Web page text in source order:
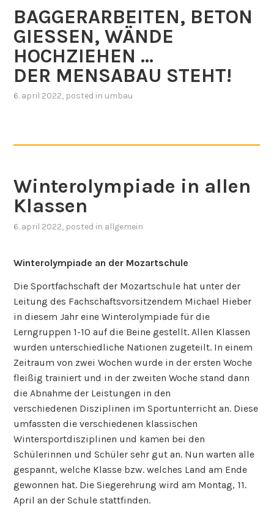
E
B
A
G
E
E
A
N
D
R
O
Z
A
R
T
S
C
H
U
L
E
“
BAGGERARBEITEN, BETON
GIESSEN, WÄNDE
HOCHZIEHEN …
DER MENSABAU STEHT!
6. april 2022, posted in umbau
Winterolympiade in allen
Klassen
6. april 2022, posted in allgemein
Winterolympiade an der Mozartschule
Die Sportfachschaft der Mozartschule hat unter der
Leitung des Fachschaftsvorsitzendem Michael Hieber
in diesem Jahr eine Winterolympiade für die
Lerngruppen 1-10 auf die Beine gestellt. Allen Klassen
wurden unterschiedliche Nationen zugeteilt. In einem
Zeitraum von zwei Wochen wurde in der ersten Woche
fleißig trainiert und in der zweiten Woche stand dann
die Abnahme der Leistungen in den
verschiedenen Disziplinen im Sportunterricht an. Diese
umfassten die verschiedenen klassischen
Wintersportdisziplinen und kamen bei den
Schülerinnen und Schüler sehr gut an. Nun warten alle
gespannt, welche Klasse bzw. welches Land am Ende
gewonnen hat. Die Siegerehrung wird am Montag, 11.
April an der Schule stattfinden.